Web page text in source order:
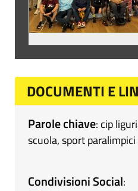
DOCUMENTI E
Parole chiave: cip
scuola,sport paralimpici
Condivisioni Social: